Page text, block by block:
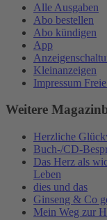
Alle Ausgaben
Abo bestellen
Abo kündigen
App
Kleinanzeigen
Impressum
Weitere
Herzliche
Buch-/CD-
Das Herz als
Leben
dies und das
Ginseng & Co
Mein Weg zur